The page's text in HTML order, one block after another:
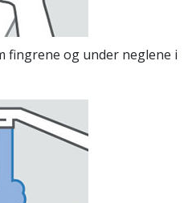
fingrene og under neglene i